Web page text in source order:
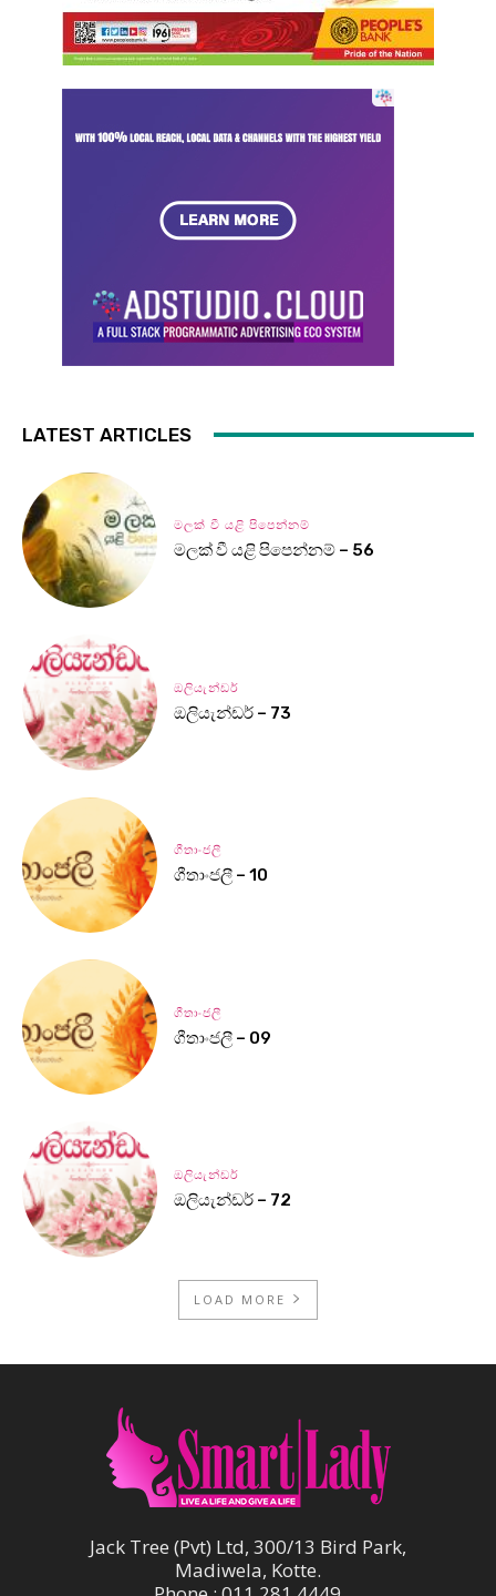
LATEST ARTICLES
මලක් වී යළි පිපෙන්නම්
මලක් වී යළි පිපෙන්නම් – 56
ඔලියැන්ඩර්
ඔලියැන්ඩර් – 73
ගීතාංජලී
ගීතාංජලී – 10
ගීතාංජලී
ගීතාංජලී – 09
ඔලියැන්ඩර්
ඔලියැන්ඩර් – 72
LOAD MORE
Jack Tree (Pvt) Ltd, 300/13 Bird Park,
Madiwela, Kotte.